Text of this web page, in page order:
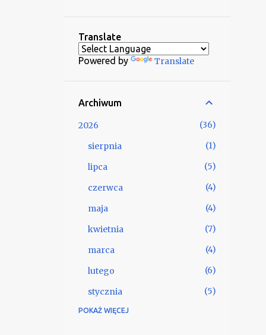
każdy zakątek Grecji, możecie
spróbować lokalnych win, alkoholi i
napojów bezalkoholowych, a nawet
Translate
Powered by Translate
Archiwum
2026
36
sierpnia
1
lipca
5
czerwca
4
maja
4
kwietnia
7
marca
4
lutego
6
stycznia
5
2025
POKAŻ WIĘCEJ